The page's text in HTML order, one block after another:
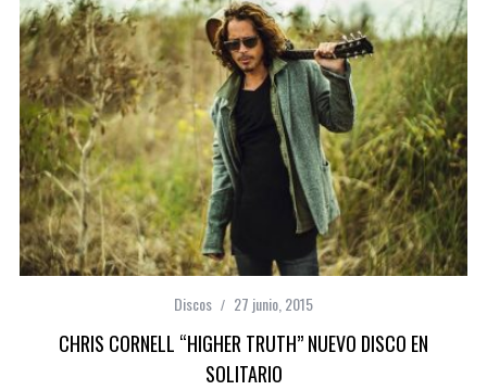
Discos 27 junio, 2015
CHRIS CORNELL “HIGHER TRUTH” NUEVO DISCO EN
SOLITARIO